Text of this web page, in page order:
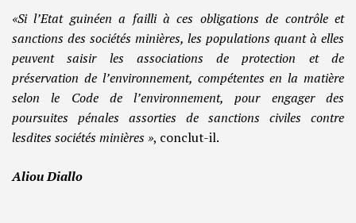
«Si l’Etat guinéen a failli à ces obligations de contrôle et
sanctions des sociétés minières, les populations quant à elles
peuvent saisir les associations de protection et de
préservation de l’environnement, compétentes en la matière
selon le Code de l’environnement, pour engager des
poursuites pénales assorties de sanctions civiles contre
lesdites sociétés minières », conclut-il.
Aliou Diallo